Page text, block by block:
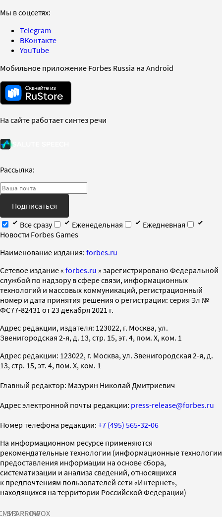
Мы в соцсетях:
Telegram
ВКонтакте
YouTube
Мобильное приложение Forbes Russia на Android
На сайте работает синтез речи
Рассылка:
Подписаться
Все сразу
Еженедельная
Ежедневная
Новости Forbes Games
Наименование издания: forbes.ru
Cетевое издание « forbes.ru » зарегистрировано Федеральной
службой по надзору в сфере связи, информационных
технологий и массовых коммуникаций, регистрационный
номер и дата принятия решения о регистрации: серия Эл №
ФС77-82431 от 23 декабря 2021 г.
Адрес редакции, издателя: 123022, г. Москва, ул.
Звенигородская 2-я, д. 13, стр. 15, эт. 4, пом. X, ком. 1
Адрес редакции: 123022, г. Москва, ул. Звенигородская 2-я, д.
13, стр. 15, эт. 4, пом. X, ком. 1
Главный редактор: Мазурин Николай Дмитриевич
Адрес электронной почты редакции: press-release@forbes.ru
Номер телефона редакции: +7 (495) 565-32-06
На информационном ресурсе применяются
рекомендательные технологии (информационные технологии
предоставления информации на основе сбора,
систематизации и анализа сведений, относящихся
к предпочтениям пользователей сети «Интернет»,
находящихся на территории Российской Федерации)
SPARROWINFOX